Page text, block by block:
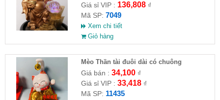
Giá sỉ VIP : 136,808₫
Mã SP: 7049
Xem chi tiết
Giỏ hàng
Mèo Thần tài đuôi dài có chuông
10x7x6.8cm
Giá bán : 34,100₫
Giá sỉ VIP : 33,418₫
Mã SP: 11435